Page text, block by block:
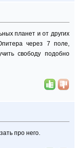
планет и от других
через 7 поле,
свободу подобно
про него.